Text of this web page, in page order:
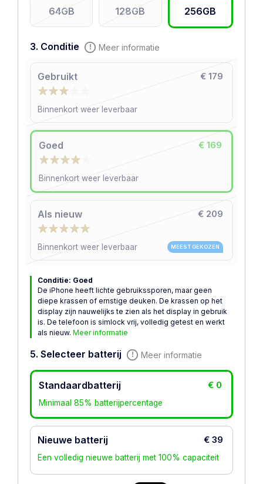
64GB 128GB 256GB
3. Conditie Meer informatie
Gebruikt € 179
Binnenkort weer leverbaar
Goed € 169
Binnenkort weer leverbaar
Als nieuw
MEEST GEKOZEN
€ 209
Binnenkort weer leverbaar
Conditie: Goed
De iPhone heeft lichte gebruikssporen, maar geen
diepe krassen of ernstige deuken. De krassen op het
display zijn nauwelijks te zien als het display in gebruik
is. De telefoon is simlock vrij, volledig getest en werkt
als nieuw. Meer informatie
5. Selecteer batterij Meer informatie
Standaardbatterij € 0
Minimaal 85% batterijpercentage
Nieuwe batterij € 39
Een volledig nieuwe batterij met 100% capaciteit